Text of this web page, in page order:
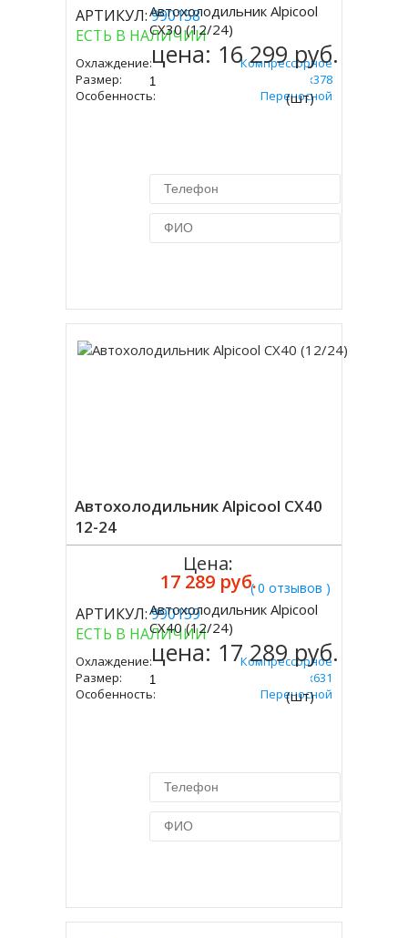
АРТИКУЛ:990158
ЕСТЬ В НАЛИЧИИ
Охлаждение:
Компрессорное
Размер:
375х631х378
Особенность:
Переносной
Купить
Автохолодильник Alpicool
CX30 (12/24)
цена: 16 299 руб.
(шт)
Автохолодильник Alpicool CX40
12-24
( 0 отзывов )
АРТИКУЛ:990159
ЕСТЬ В НАЛИЧИИ
Охлаждение:
Компрессорное
Размер:
480х378х631
Особенность:
Переносной
Цена:
17 289 руб.
Купить
Автохолодильник Alpicool
CX40 (12/24)
цена: 17 289 руб.
(шт)